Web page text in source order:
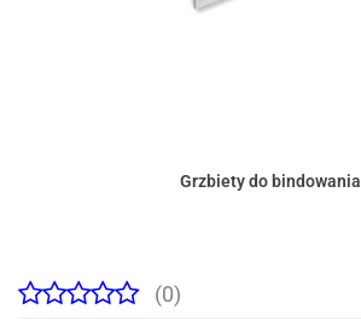
Grzbiety do bindowania
(0)